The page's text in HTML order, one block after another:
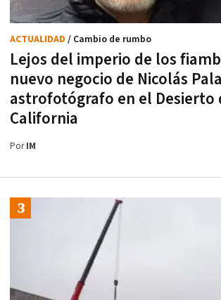
Lejos del imperio de los
nuevo negocio de Nicolás
astrofotógrafo en el Desierto
California
ACTUALIDAD / Cambio de rumbo
PorIM